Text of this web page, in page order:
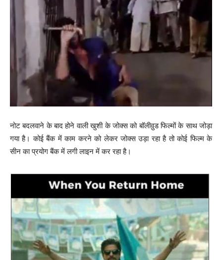
नोट बदलवाने के बाद होने वाली खुशी के जोक्स को बॉलीवु़ड फिल्मों के साथ जोड़ा
गया है। कोई बैंक में काम करने को लेकर जोक्स उड़ा रहा है तो कोई फिल्म के
सीन का प्रयोग बैंक में लगी लाइन में कर रहा है।